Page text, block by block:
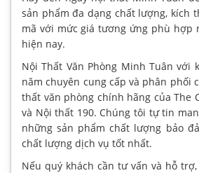
sản phẩm đa dạng chất lượng, kích
mã với mức giá tương ứng phù
hiện nay.
Nội Thất Văn Phòng Minh Tuân với
năm chuyên cung cấp và phân phối
thất văn phòng chính hãng của The
và Nội thất 190. Chúng tôi tự tin
những sản phẩm chất lượng bảo
chất lượng dịch vụ tốt nhất.
Nếu quý khách cần tư vấn và hỗ